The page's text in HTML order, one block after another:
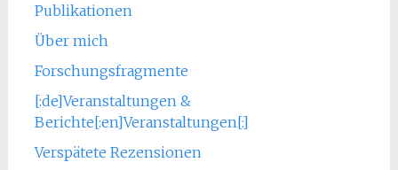
Publikationen
Über mich
Forschungsfragmente
[:de]Veranstaltungen &
Berichte[:en]Veranstaltungen[:]
Verspätete Rezensionen